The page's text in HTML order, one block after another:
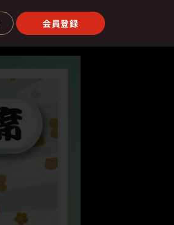
会員登録